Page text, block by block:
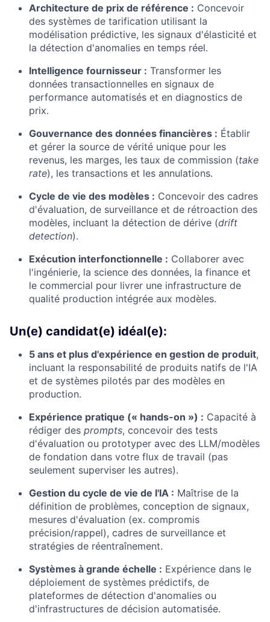
Architecture de prix de référence : Concevoir
des systèmes de tarification utilisant la
modélisation prédictive, les signaux d'élasticité et
la détection d'anomalies en temps réel.
Intelligence fournisseur : Transformer les
données transactionnelles en signaux de
performance automatisés et en diagnostics de
prix.
Gouvernance des données financières : Établir
et gérer la source de vérité unique pour les
revenus, les marges, les taux de commission (take
rate), les transactions et les annulations.
Cycle de vie des modèles : Concevoir des cadres
d'évaluation, de surveillance et de rétroaction des
modèles, incluant la détection de dérive (drift
detection).
Exécution interfonctionnelle : Collaborer avec
l'ingénierie, la science des données, la finance et
le commercial pour livrer une infrastructure de
qualité production intégrée aux modèles.
Un(e) candidat(e) idéal(e):
5 ans et plus d'expérience en gestion de produit,
incluant la responsabilité de produits natifs de l'IA
et de systèmes pilotés par des modèles en
production.
Expérience pratique (« hands-on ») : Capacité à
rédiger des prompts, concevoir des tests
d'évaluation ou prototyper avec des LLM/modèles
de fondation dans votre flux de travail (pas
seulement superviser les autres).
Gestion du cycle de vie de l'IA : Maîtrise de la
définition de problèmes, conception de signaux,
mesures d'évaluation (ex. compromis
précision/rappel), cadres de surveillance et
stratégies de réentraînement.
Systèmes à grande échelle : Expérience dans le
déploiement de systèmes prédictifs, de
plateformes de détection d'anomalies ou
d'infrastructures de décision automatisée.